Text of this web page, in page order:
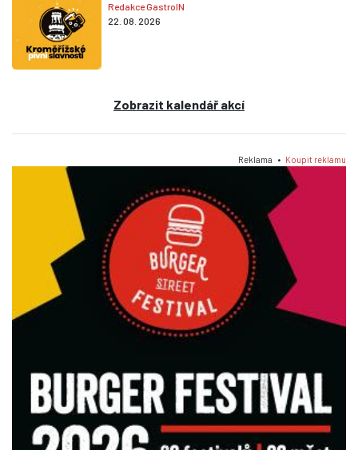
Redakce GastroIN
22. 08. 2026
Zobrazit kalendář akcí
Reklama • Koupit reklamu